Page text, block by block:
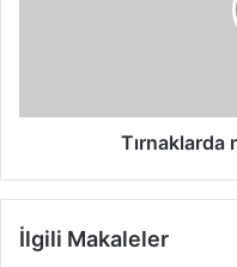
konusuna dikkat
renklere sahip kıyafetler
edilebilir, böylece
modeller de mevcuttur.
Tırnaklarda
İlgili Makaleler